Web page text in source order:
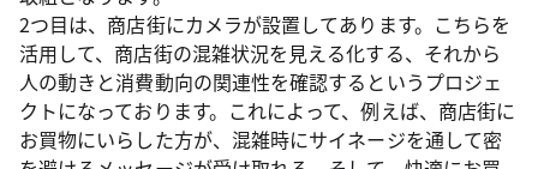
2つ目は、商店街にカメラが設置してあります。こちらを
活用して、商店街の混雑状況を見える化する、それから
人の動きと消費動向の関連性を確認するというプロジェ
クトになっております。これによって、例えば、商店街に
お買物にいらした方が、混雑時にサイネージを通して密